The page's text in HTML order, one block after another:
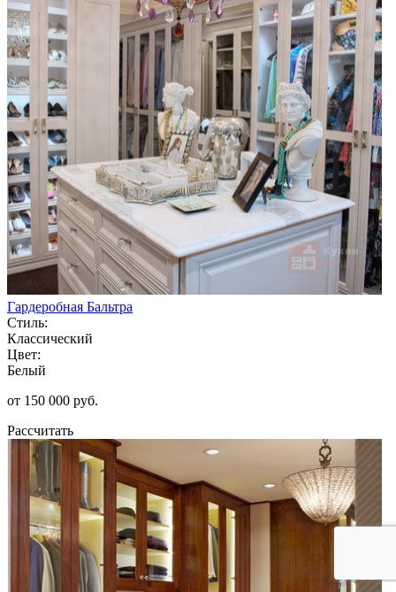
Гардеробная Бальтра
Стиль:
Классический
Цвет:
Белый
от 150 000 руб.
Рассчитать